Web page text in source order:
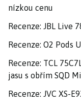
nízkou cenu
Recenze: JBL Live
Recenze: O2 Pods
Recenze: TCL
jasu s obřím SQD
Recenze: JVC XS-